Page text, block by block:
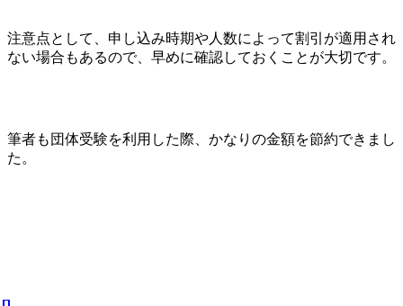
注意点として、申し込み時期や人数によって割引が適用され
ない場合もあるので、早めに確認しておくことが大切です。
筆者も団体受験を利用した際、かなりの金額を節約できまし
た。